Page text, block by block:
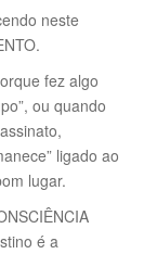
neste
fez algo
ou quando
ligado ao
lugar.
é a